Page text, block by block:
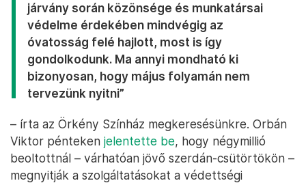
járvány során közönsége és munkatársai
védelme érdekében mindvégig az
óvatosság felé hajlott, most is így
gondolkodunk. Ma annyi mondható ki
bizonyosan, hogy május folyamán nem
tervezünk nyitni”
– írta az Örkény Színház megkeresésünkre. Orbán
Viktor pénteken jelentette be, hogy négymillió
beoltottnál – várhatóan jövő szerdán-csütörtökön –
megnyitják a szolgáltatásokat a védettségi